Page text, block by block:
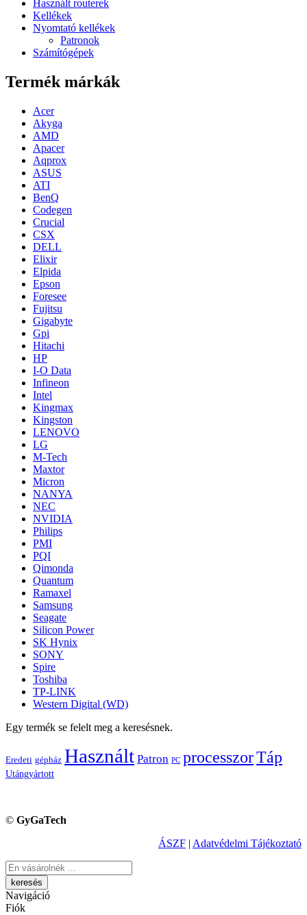
Használt routerek
Kellékek
Nyomtató kellékek
Patronok
Számítógépek
Termék márkák
Acer
Akyga
AMD
Apacer
Aqprox
ASUS
ATI
BenQ
Codegen
Crucial
CSX
DELL
Elixir
Elpida
Epson
Foresee
Fujitsu
Gigabyte
Gpi
Hitachi
HP
I-O Data
Infineon
Intel
Kingmax
Kingston
LENOVO
LG
M-Tech
Maxtor
Micron
NANYA
NEC
NVIDIA
Philips
PMI
PQI
Qimonda
Quantum
Ramaxel
Samsung
Seagate
Silicon Power
SK Hynix
SONY
Spire
Toshiba
TP-LINK
Western Digital (WD)
Egy termék se felelt meg a keresésnek.
Eredeti gépház Használt Patron PC processzorTáp
Utángyártott
© GyGaTech
ÁSZF | Adatvédelmi Tájékoztató
Keresés
Navigáció
Fiók